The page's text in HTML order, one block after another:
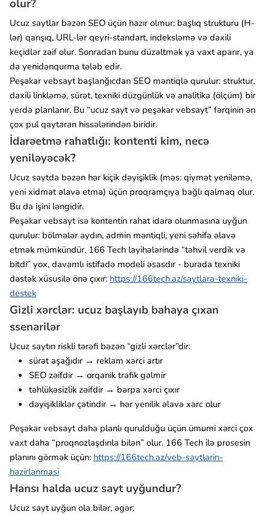
olur?
Ucuz saytlar bəzən SEO üçün hazır olmur: başlıq strukturu (H-
lər) qarışıq, URL-lər qeyri-standart, indeksləmə və daxili
keçidlər zəif olur. Sonradan bunu düzəltmək ya vaxt aparır, ya
da yenidənqurma tələb edir.
Peşəkar vebsayt başlanğıcdan SEO məntiqlə qurulur: struktur,
daxili linkləmə, sürət, texniki düzgünlük və analitika (ölçüm) bir
yerdə planlanır. Bu “ucuz sayt və peşəkar vebsayt” fərqinin ən
çox pul qaytaran hissələrindən biridir.
İdarəetmə rahatlığı: kontenti kim, necə
yeniləyəcək?
Ucuz saytda bəzən hər kiçik dəyişiklik (məs: qiymət yeniləmə,
yeni xidmət əlavə etmə) üçün proqramçıya bağlı qalmaq olur.
Bu da işini ləngidir.
Peşəkar vebsayt isə kontentin rahat idarə olunmasına uyğun
qurulur: bölmələr aydın, admin məntiqli, yeni səhifə əlavə
etmək mümkündür. 166 Tech layihələrində “təhvil verdik və
bitdi” yox, davamlı istifadə modeli əsasdır - burada texniki
dəstək xüsusilə önə çıxır: https://166tech.az/saytlara-texniki-
destek
Gizli xərclər: ucuz başlayıb bahaya çıxan
ssenarilər
Ucuz saytın riskli tərəfi bəzən “gizli xərclər”dir:
sürət aşağıdır → reklam xərci artır
SEO zəifdir → orqanik trafik gəlmir
təhlükəsizlik zəifdir → bərpa xərci çıxır
dəyişikliklər çətindir → hər yenilik əlavə xərc olur
Peşəkar vebsayt daha planlı qurulduğu üçün ümumi xərci çox
vaxt daha “proqnozlaşdırıla bilən” olur. 166 Tech ilə prosesin
planını görmək üçün: https://166tech.az/veb-saytlarin-
hazirlanmasi
Hansı halda ucuz sayt uyğundur?
Ucuz sayt uyğun ola bilər, əgər: